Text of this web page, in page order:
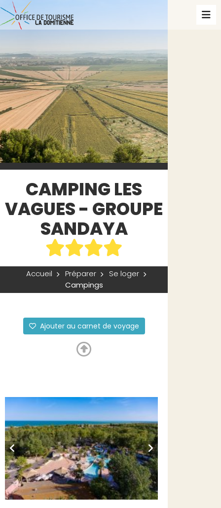
CAMPING LES
VAGUES - GROUPE
SANDAYA
Accueil Préparer
Se loger
Campings
Ajouter au carnet de voyage